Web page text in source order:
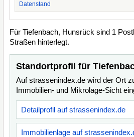
Datenstand
Für Tiefenbach, Hunsrück sind 1
Straßen hinterlegt.
Standortprofil für
Auf strassenindex.de wird der Ort
Immobilien- und Mikrolage-Sicht
Detailprofil auf strassenindex.de
Immobilienlage auf